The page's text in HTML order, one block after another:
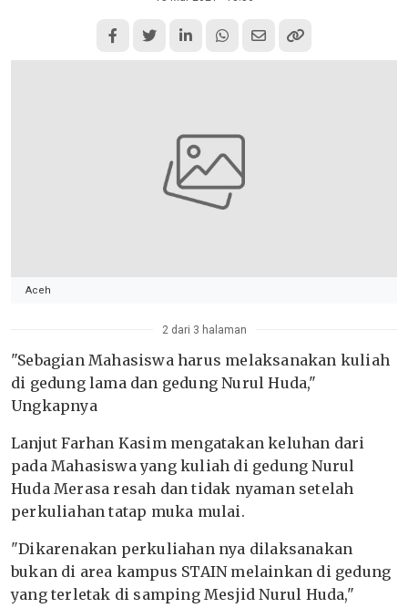
Aceh
2 dari 3 halaman
"Sebagian Mahasiswa harus melaksanakan kuliah
di gedung lama dan gedung Nurul Huda,"
Ungkapnya
Lanjut Farhan Kasim mengatakan keluhan dari
pada Mahasiswa yang kuliah di gedung Nurul
Huda Merasa resah dan tidak nyaman setelah
perkuliahan tatap muka mulai.
"Dikarenakan perkuliahan nya dilaksanakan
bukan di area kampus STAIN melainkan di gedung
yang terletak di samping Mesjid Nurul Huda,"